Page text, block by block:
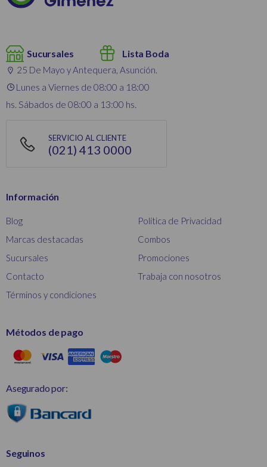
Sucursales Lista Boda
25 De Mayo y Antequera, Asunción.
Lunes a Viernes de 08:00 a 18:00
hs. Sábados de 08:00 a 13:00 hs.
SERVICIO AL CLIENTE
(021) 413 0000
Información
Blog
Marcas destacadas
Sucursales
Contacto
Términos y condiciones
Política de Privacidad
Combos
Promociones
Trabaja con nosotros
Métodos de pago
Asegurado por:
Seguinos